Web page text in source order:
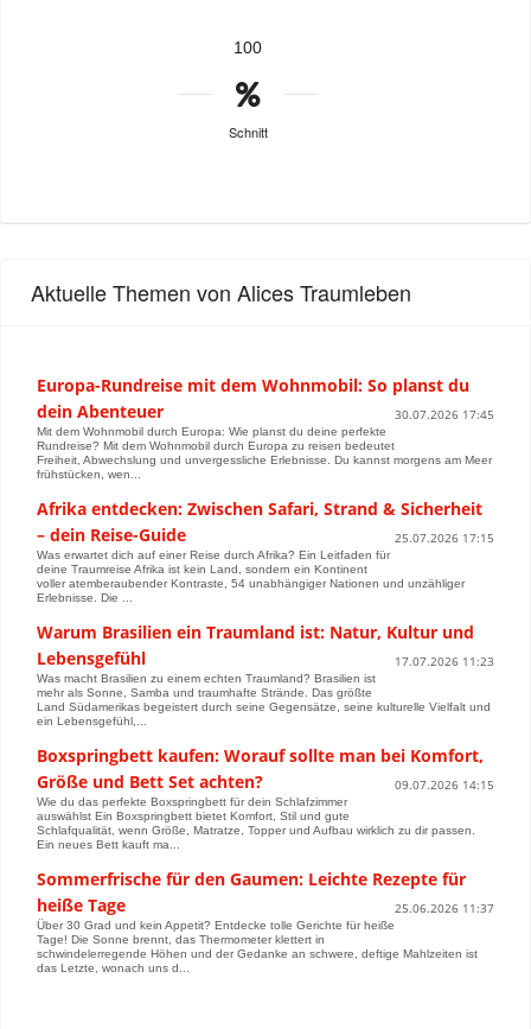
100
Schnitt
Aktuelle Themen von Alices Traumleben
Europa-Rundreise mit dem Wohnmobil: So planst du
dein Abenteuer
30.07.2026 17:45
Mit dem Wohnmobil durch Europa: Wie planst du deine perfekte
Rundreise? Mit dem Wohnmobil durch Europa zu reisen bedeutet
Freiheit, Abwechslung und unvergessliche Erlebnisse. Du kannst morgens am Meer
frühstücken, wen...
Afrika entdecken: Zwischen Safari, Strand & Sicherheit
– dein Reise-Guide
25.07.2026 17:15
Was erwartet dich auf einer Reise durch Afrika? Ein Leitfaden für
deine Traumreise Afrika ist kein Land, sondern ein Kontinent
voller atemberaubender Kontraste, 54 unabhängiger Nationen und unzähliger
Erlebnisse. Die ...
Warum Brasilien ein Traumland ist: Natur, Kultur und
Lebensgefühl
17.07.2026 11:23
Was macht Brasilien zu einem echten Traumland? Brasilien ist
mehr als Sonne, Samba und traumhafte Strände. Das größte
Land Südamerikas begeistert durch seine Gegensätze, seine kulturelle Vielfalt und
ein Lebensgefühl,...
Boxspringbett kaufen: Worauf sollte man bei Komfort,
Größe und Bett Set achten?
09.07.2026 14:15
Wie du das perfekte Boxspringbett für dein Schlafzimmer
auswählst Ein Boxspringbett bietet Komfort, Stil und gute
Schlafqualität, wenn Größe, Matratze, Topper und Aufbau wirklich zu dir passen.
Ein neues Bett kauft ma...
Sommerfrische für den Gaumen: Leichte Rezepte für
heiße Tage
25.06.2026 11:37
Über 30 Grad und kein Appetit? Entdecke tolle Gerichte für heiße
Tage! Die Sonne brennt, das Thermometer klettert in
schwindelerregende Höhen und der Gedanke an schwere, deftige Mahlzeiten ist
das Letzte, wonach uns d...